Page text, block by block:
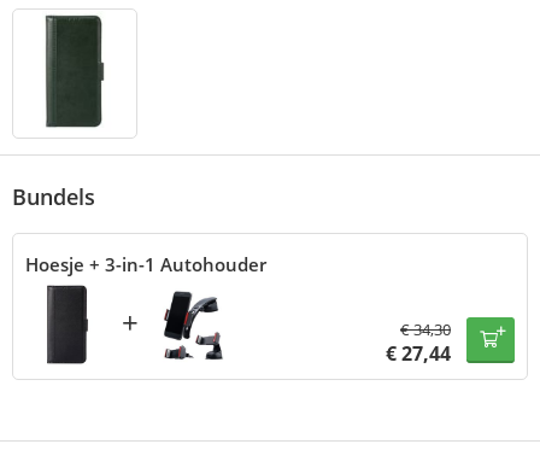
Bundels
Hoesje + 3-in-1 Autohouder
+ €34,30
€27,44